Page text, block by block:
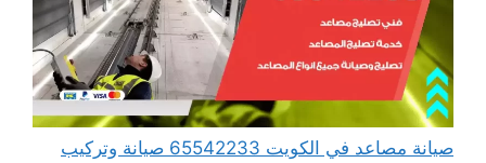
صيانة مصاعد في الكويت 65542233 صيانة وتركيب